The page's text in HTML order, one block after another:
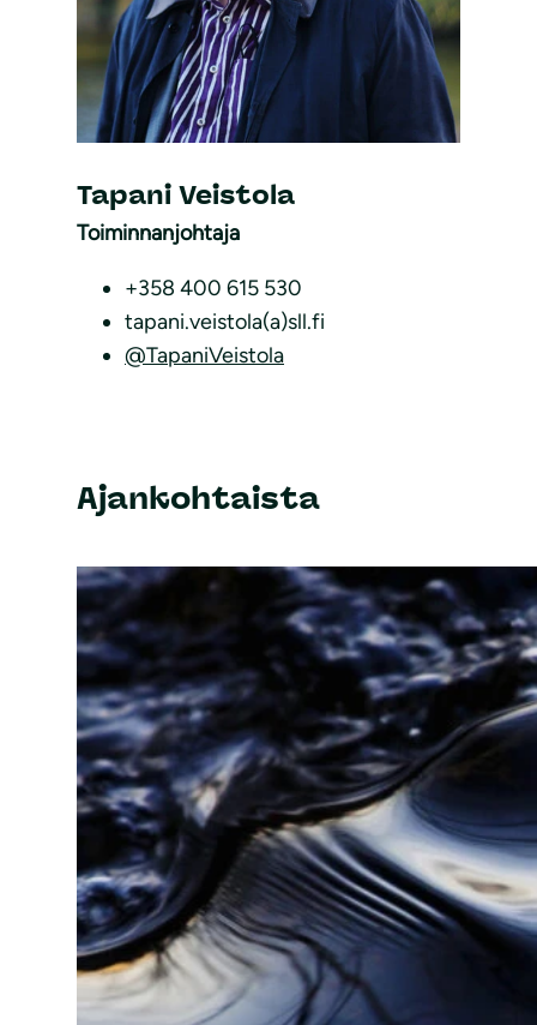
Toiminnanjohtaja
Tapani Veistola
+358 400 615 530
tapani.veistola(a)sll.fi
@TapaniVeistola
Ajankohtaista